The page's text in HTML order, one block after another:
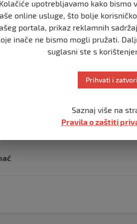
na zahtjev, te BRZI ANTIGEN TEST
radni dan i SUBOTOM i
ih kontaktirati na brojeve
Kolačiće upotrebljavamo kako bismo
online usluge, što bolje
portala, prikaz reklamnih
inače ne bismo mogli pružati.
suglasni ste s
Prihvati i zatvori
Saznaj više na
Pravila o zaštiti